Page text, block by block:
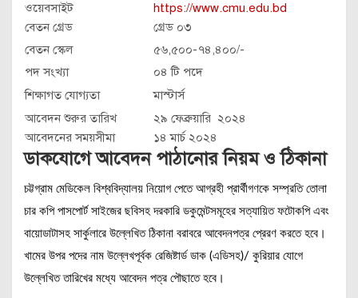
ওয়েবসাইট
https://www.cmu.edu.bd
বেতন গ্রেড
গ্রেড ০৩
বেতন স্কেল
৫৬,৫০০-৭৪,৪০০/-
পদ সংখ্যা
০৪ টি পদে
শিক্ষাগত যোগ্যতা
মাস্টার্স
আবেদন শুরুর তারিখ
২৯ ফেব্রুয়ারি ২০২৪
আবেদনের সময়সীমা
১৪ মার্চ ২০২৪
ডাকযোগে আবেদন পাঠানোর নিয়ম ও ঠিকানা
চট্টগ্রাম মেডিকেল বিশ্ববিদ্যালয় নিয়োগ পেতে আগ্রহী প্রার্থীগণকে সম্প্রতি তােলা
চার কপি পাসপোর্ট সাইজের ছবিসহ দরকারি ডকুমেন্টসমূহের সত্যায়িত ফটোকপি এবং
বায়ােডাটাসহ সার্কুলারে উল্লেখিত ঠিকানা বরাবরে আবেদনপত্র প্রেরণ করতে হবে।
খামের উপর পদের নাম উল্লেখপূর্বক রেজিষ্টার্ড ডাক (এডিসহ)/ কুরিয়ার যােগে
উল্লেখিত তারিখের মধ্যে আবেদন পত্র পৌছাতে হবে।